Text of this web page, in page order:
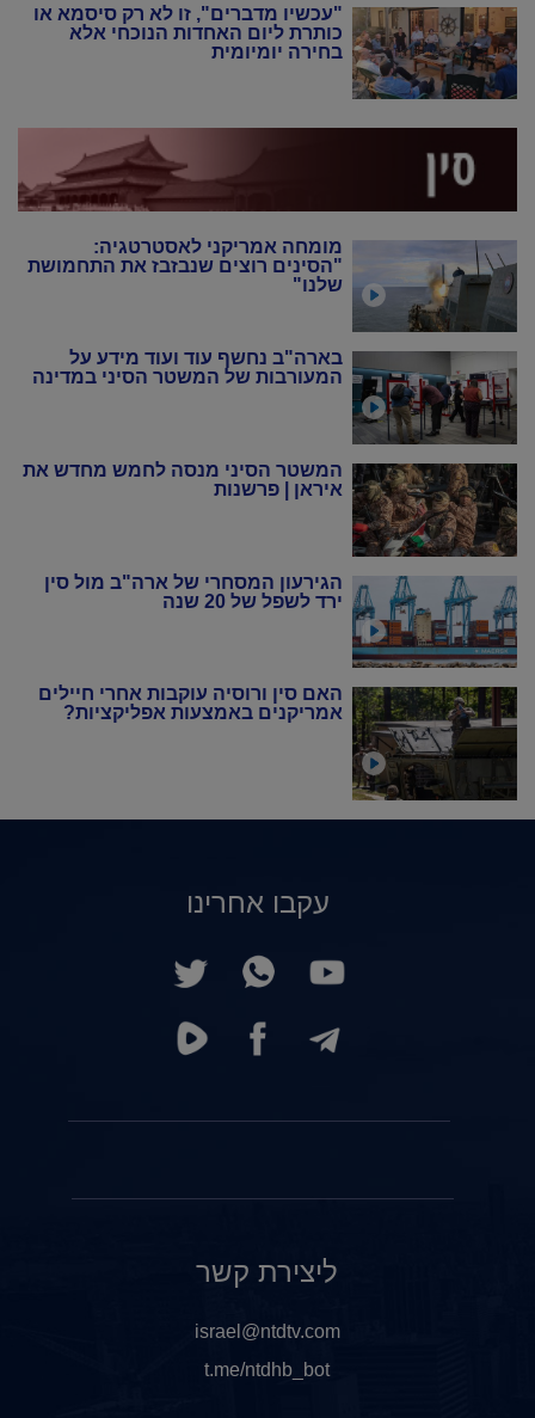
"עכשיו מדברים", זו לא רק סיסמא או
כותרת ליום האחדות הנוכחי אלא
בחירה יומיומית
מומחה אמריקני לאסטרטגיה:
"הסינים רוצים שנבזבז את התחמושת
שלנו"
בארה"ב נחשף עוד ועוד מידע על
המעורבות של המשטר הסיני במדינה
המשטר הסיני מנסה לחמש מחדש את
איראן | פרשנות
הגירעון המסחרי של ארה"ב מול סין
ירד לשפל של 20 שנה
האם סין ורוסיה עוקבות אחרי חיילים
אמריקנים באמצעות אפליקציות?
עקבו אחרינו
ליצירת קשר
israel@ntdtv.com
t.me/ntdhb_bot